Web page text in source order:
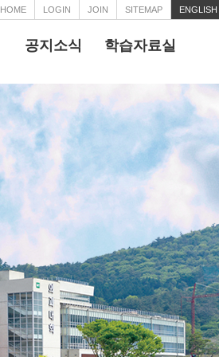
HOME LOGIN JOIN SITEMAP ENGLISH
공지소식 학습자료실